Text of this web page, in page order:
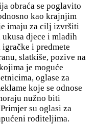
obraća se poglavito
kao krajnjim
imaju za cilj izvršiti
djece i mladih
i predmete
slatkiše, pozive na
je moguće
oglase za
koje se odnose
nužno biti
su oglasi za
roditeljima.